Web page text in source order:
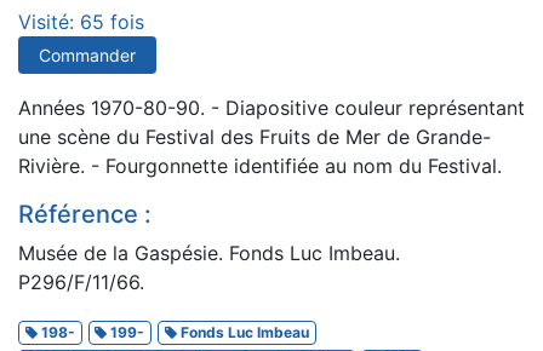
Visité: 65 fois
Commander
Années 1970-80-90. - Diapositive couleur représentant
une scène du Festival des Fruits de Mer de Grande-
Rivière. - Fourgonnette identifiée au nom du Festival.
Référence :
Musée de la Gaspésie. Fonds Luc Imbeau.
P296/F/11/66.
198- 199-
Fonds Luc Imbeau